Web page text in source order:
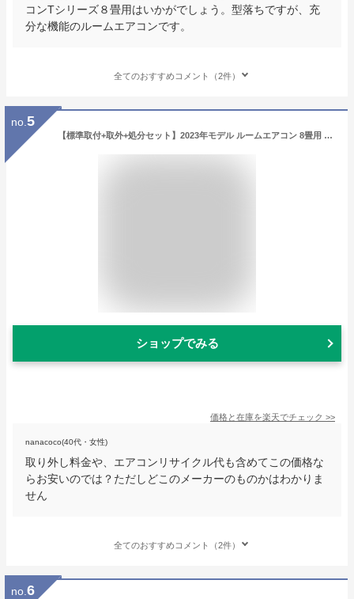
コンTシリーズ８畳用はいかがでしょう。型落ちですが、充
分な機能のルームエアコンです。
全てのおすすめコメント（2件）
no. 5
【標準取付+取外+処分セット】2023年モデル ルームエアコン 8畳用 2.5kw(100V・15A)新品*国内メーカー*送料無料*工事費込*冷暖房エアコン
ショップでみる
価格と在庫を楽天でチェック >>
nanacoco(40代・女性)
取り外し料金や、エアコンリサイクル代も含めてこの価格な
らお安いのでは？ただしどこのメーカーのものかはわかりま
せん
全てのおすすめコメント（2件）
no. 6